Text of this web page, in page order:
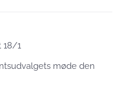
18/1
møde den